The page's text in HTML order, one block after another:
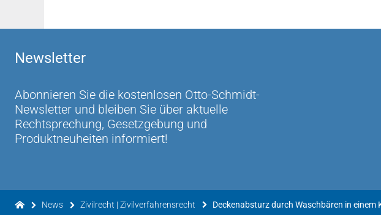
Newsletter
Abonnieren Sie die kostenlosen Otto-Schmidt-
Newsletter und bleiben Sie über aktuelle
Rechtsprechung, Gesetzgebung und
Produktneuheiten informiert!
News Zivilrecht | Zivilverfahrensrecht Deckenabsturz durch Waschbären in einem